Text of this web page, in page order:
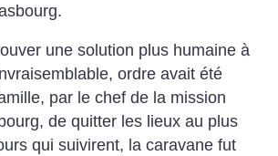
une solution plus humaine à
ordre avait été
par le chef de la mission
de quitter les lieux au plus
qui suivirent, la caravane fut